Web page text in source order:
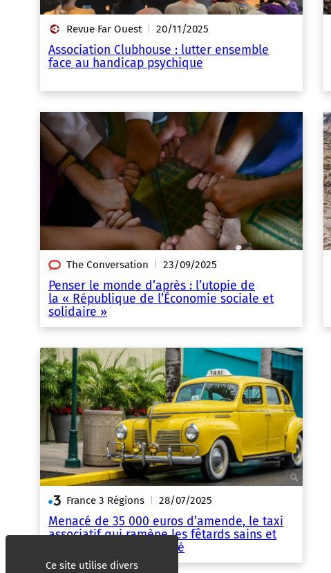
Revue Far Ouest 20/11/2025
Association Clubhouse : lutter ensemble
face au handicap psychique
The Conversation 23/09/2025
Penser le monde d’après : l’utopie de
la « République de l’Économie sociale et
solidaire »
France 3 Régions 28/07/2025
Menacé de 35 000 euros d’amende, le taxi
associatif qui ramène les fêtards sains et
saufs, arrête son activité
Ce site utilise divers